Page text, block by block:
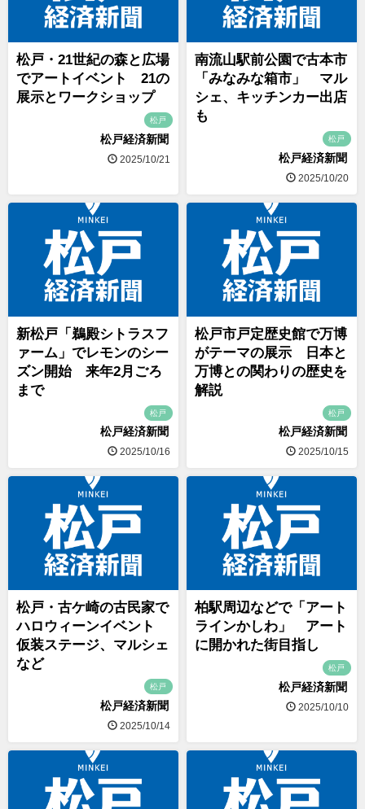
松戸・21世紀の森と広場
でアートイベント 21の
展示とワークショップ
松戸
松戸経済新聞
2025/10/21
南流山駅前公園で古本市
「みなみな箱市」 マル
シェ、キッチンカー出店
も
松戸
松戸経済新聞
2025/10/20
新松戸「鵜殿シトラスフ
ァーム」でレモンのシー
ズン開始 来年2月ごろ
まで
松戸
松戸経済新聞
2025/10/16
松戸市戸定歴史館で万博
がテーマの展示 日本と
万博との関わりの歴史を
解説
松戸
松戸経済新聞
2025/10/15
松戸・古ケ崎の古民家で
ハロウィーンイベント
仮装ステージ、マルシェ
など
松戸
松戸経済新聞
2025/10/14
柏駅周辺などで「アート
ラインかしわ」 アート
に開かれた街目指し
松戸
松戸経済新聞
2025/10/10